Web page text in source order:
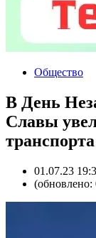
Общество
В День
Славы
транспорта
01.07.23
(обновлено: